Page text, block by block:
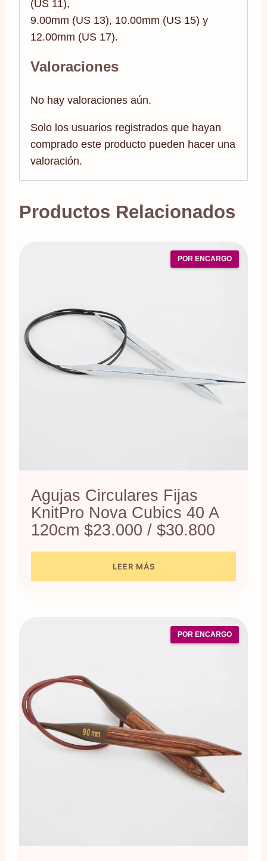
(US 11),
9.00mm (US 13), 10.00mm (US 15) y
12.00mm (US 17).
Valoraciones
No hay valoraciones aún.
Solo los usuarios registrados que hayan
comprado este producto pueden hacer una
valoración.
Productos Relacionados
POR ENCARGO
Agujas Circulares Fijas
KnitPro Nova Cubics 40 A
120cm $23.000 / $30.800
LEER MÁS
POR ENCARGO